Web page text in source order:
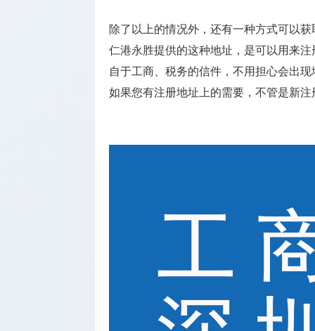
除了以上的情况外，还有一种方式可以
仁港永胜提供的这种地址，是可以用来
自于工商、税务的信件，不用担心会出
如果您有注册地址上的需要，不管是新